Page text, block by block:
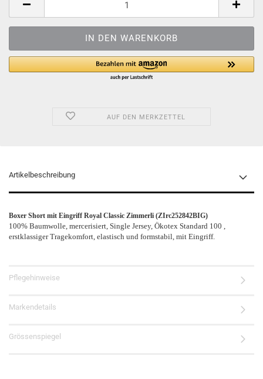
AUF DEN MERKZETTEL
Artikelbeschreibung
Boxer Short mit Eingriff Royal Classic Zimmerli (ZIrc252842BIG)
100% Baumwolle, mercerisiert, Single Jersey, Ökotex Standard 100 ,
erstklassiger Tragekomfort, elastisch und formstabil, mit Eingriff.
Pflegehinweise
Markendetails
Grössenspiegel